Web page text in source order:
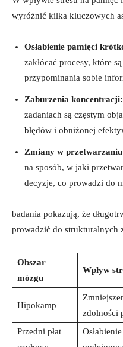
wyróżnić kilka kluczowych
Osłabienie pamięci
zakłócać procesy, które
przypominania sobie
Zaburzenia koncentracji:
zadaniach są częstym
błędów i obniżonej
Zmiany w
na sposób, w jaki
decyzje, co prowadzi do
badania pokazują, że
prowadzić do strukturalnych
Obszar
mózgu
Wpływ
Hipokamp
zdolności
Przedni płat